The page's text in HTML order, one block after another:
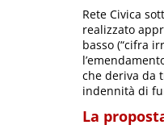
Rete Civica
realizzato
basso (“cifra
che deriva da
indennità di
La